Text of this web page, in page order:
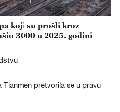
koji su prošli kroz
3000 u 2025. godini
Tianmen pretvorila se u pravu